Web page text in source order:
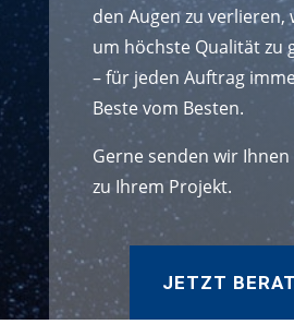
den Augen zu verlieren,
um höchste Qualität zu
– für jeden Auftrag
Beste vom Besten.
Gerne senden wir
zu Ihrem Projekt.
JETZT